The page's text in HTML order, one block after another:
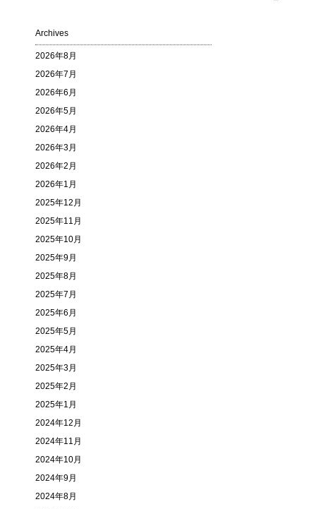
Archives
2026年8月
2026年7月
2026年6月
2026年5月
2026年4月
2026年3月
2026年2月
2026年1月
2025年12月
2025年11月
2025年10月
2025年9月
2025年8月
2025年7月
2025年6月
2025年5月
2025年4月
2025年3月
2025年2月
2025年1月
2024年12月
2024年11月
2024年10月
2024年9月
2024年8月